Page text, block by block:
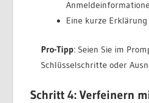
Eine kurze
Pro-Tipp: Seien Sie im
Schlüsselschritte oder
Schritt 4: Verfeinern